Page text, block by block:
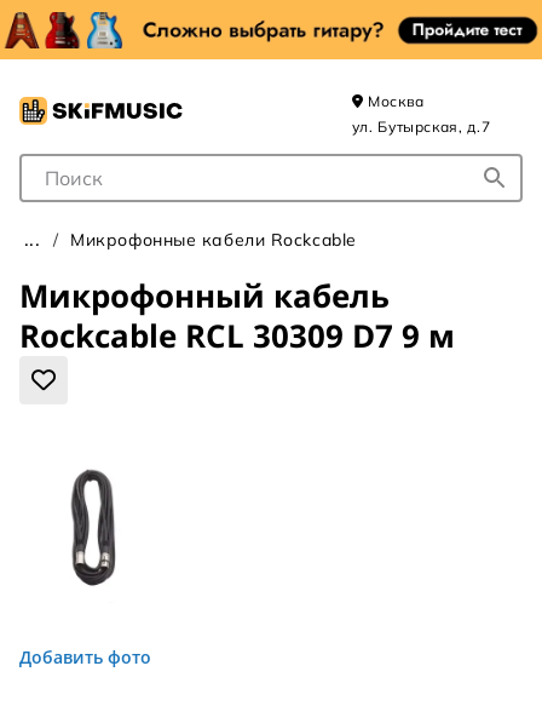
Поле для Поиска
Москва
ул. Бутырская, д.7
Микрофонные кабели Rockcable
Микрофонный кабель
Rockcable RCL 30309 D7 9 м
Добавить фото